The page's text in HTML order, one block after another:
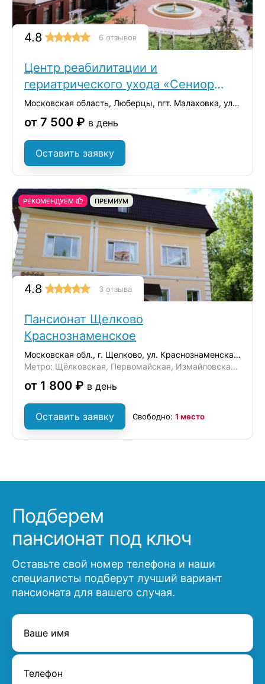
4.8 6 отзывов
Центр реабилитации и
гериатрического ухода «Сениор
Групп»
Московская область, Люберцы, пгт. Малаховка, ул. Константинова, 42А
от 7 500 ₽ в день
Оставить заявку
РЕКОМЕНДУЕМ ПРЕМИУМ
4.8 3 отзыва
Пансионат Щелково
Краснознаменское
Московская обл., г. Щелково, ул. Краснознаменская 15/3
Метро: Щёлковская, Первомайская, Измайловская, Черкизовская
от 1 800 ₽ в день
Оставить заявку Свободно: 1 место
Подберем
пансионат под ключ
Оставьте свой номер телефона и наши
специалисты подберут лучший вариант
пансионата для вашего случая.